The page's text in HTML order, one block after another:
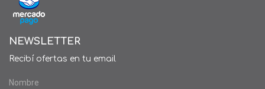
NEWSLETTER
Recibí ofertas en tu email